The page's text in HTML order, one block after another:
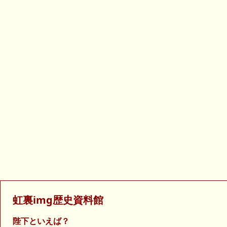
虹裏img歴史資料館
陛下といえば？